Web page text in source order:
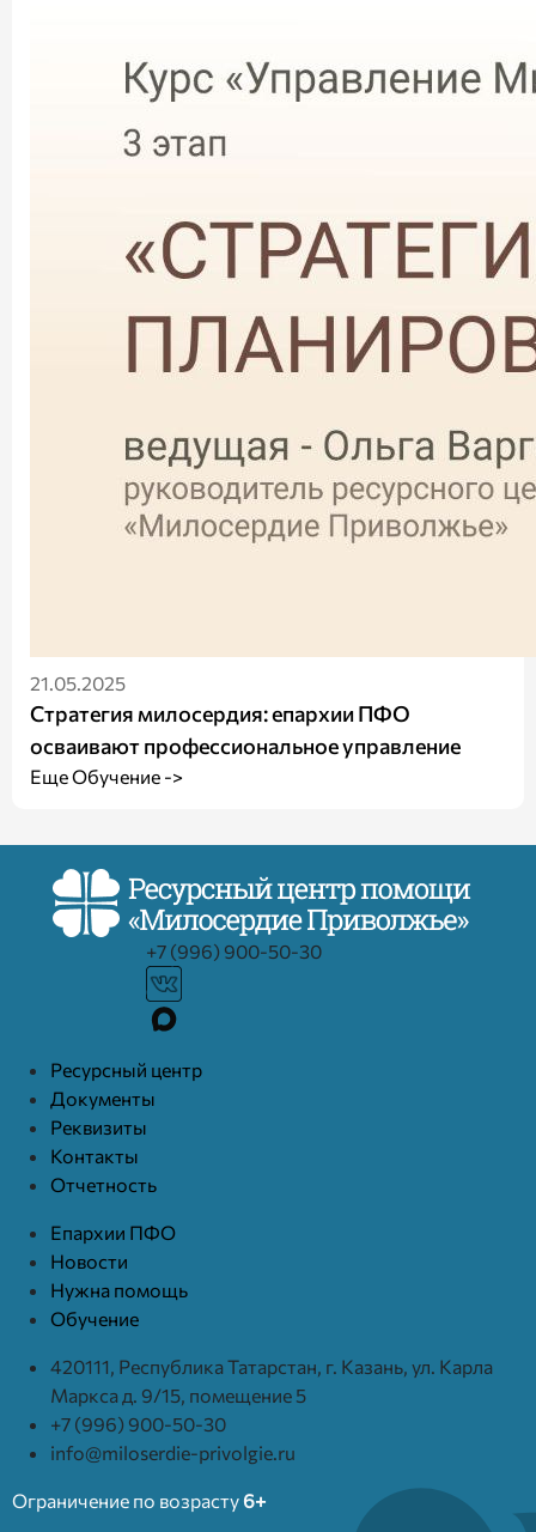
21.05.2025
Стратегия милосердия: епархии ПФО
осваивают профессиональное управление
Еще Обучение ->
+7 (996) 900-50-30
Ресурcный центр
Документы
Реквизиты
Контакты
Отчетность
Епархии ПФО
Новости
Нужна помощь
Обучение
420111, Республика Татарстан, г. Казань, ул. Карла
Маркса д. 9/15, помещение 5
+7 (996) 900-50-30
info@miloserdie-privolgie.ru
Ограничение по возрасту 6+